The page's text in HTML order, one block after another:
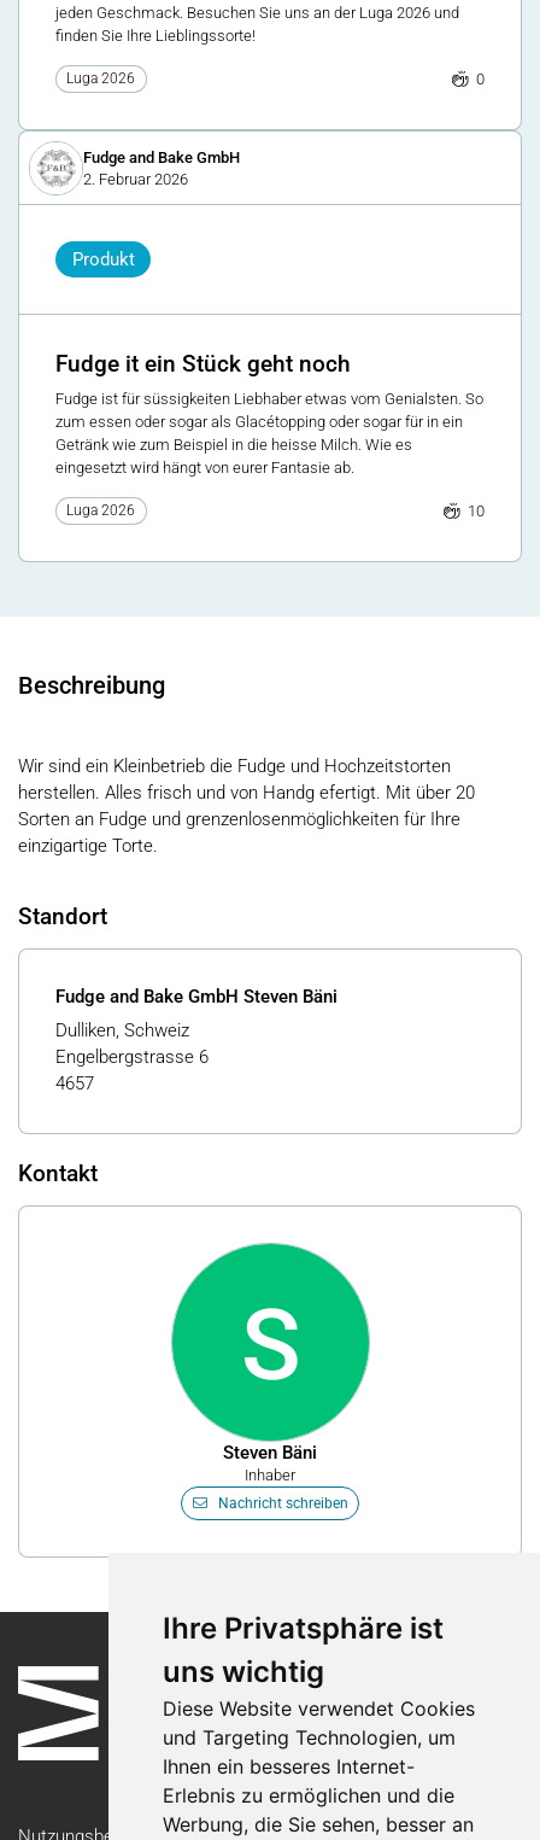
Ihre Privatsphäre ist
uns wichtig
Diese Website verwendet Cookies
und Targeting Technologien, um
Ihnen ein besseres Internet-
Erlebnis zu ermöglichen und die
Werbung, die Sie sehen, besser an
jeden Geschmack. Besuchen Sie uns an der Luga 2026 und
finden Sie Ihre Lieblingssorte!
Luga 2026 0
Fudge and Bake GmbH
2. Februar 2026
Produkt
Fudge it ein Stück geht noch
Fudge ist für süssigkeiten Liebhaber etwas vom Genialsten. So
zum essen oder sogar als Glacétopping oder sogar für in ein
Getränk wie zum Beispiel in die heisse Milch. Wie es
eingesetzt wird hängt von eurer Fantasie ab.
Luga 2026 10
Beschreibung
Wir sind ein Kleinbetrieb die Fudge und Hochzeitstorten
herstellen. Alles frisch und von Handg efertigt. Mit über 20
Sorten an Fudge und grenzenlosenmöglichkeiten für Ihre
einzigartige Torte.
Standort
Fudge and Bake GmbH Steven Bäni
Dulliken, Schweiz
Engelbergstrasse 6
4657
Kontakt
S
Steven Bäni
Inhaber
Nachricht schreiben